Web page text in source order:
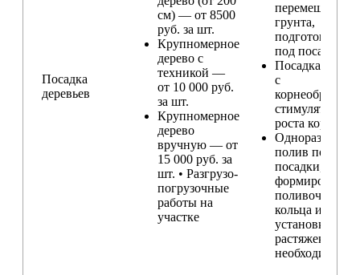
Посадка
деревьев
см) — от 8500
руб. за шт.
Крупномерное
дерево с
техникой —
от 10 000 руб.
за шт.
Крупномерное
дерево
вручную — от
15 000 руб. за
шт. • Разгрузо-
погрузочные
работы на
участке
перемещение
грунта,
подготовка
под посадку
Посадка
с
стимулятором
роста корней
Одноразовый
полив после
посадки,
формирование
поливочного
кольца и
установка
растяжек (при